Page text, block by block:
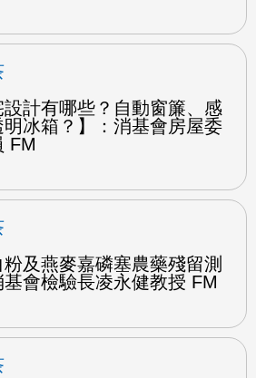
設計有哪些？自動窗簾、感
明冰箱？】：消基會房屋委
FM
粉及燕麥嘉磷塞農藥殘留測
會檢驗長凌永健教授 FM